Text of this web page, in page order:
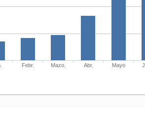
Febr. Mazo. Abr. Mayo